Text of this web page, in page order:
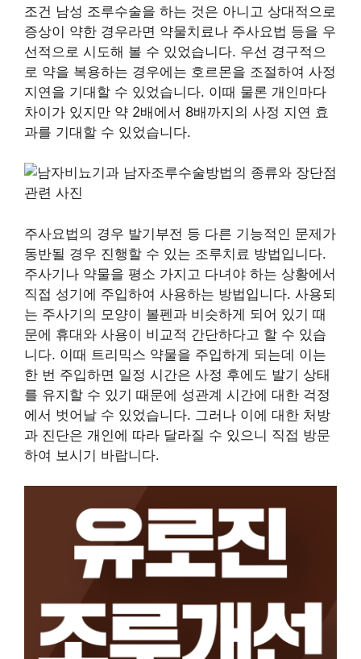
조건 남성 조루수술을 하는 것은 아니고 상대적으로
증상이 약한 경우라면 약물치료나 주사요법 등을 우
선적으로 시도해 볼 수 있었습니다. 우선 경구적으
로 약을 복용하는 경우에는 호르몬을 조절하여 사정
지연을 기대할 수 있었습니다. 이때 물론 개인마다
차이가 있지만 약 2배에서 8배까지의 사정 지연 효
과를 기대할 수 있었습니다.
주사요법의 경우 발기부전 등 다른 기능적인 문제가
동반될 경우 진행할 수 있는 조루치료 방법입니다.
주사기나 약물을 평소 가지고 다녀야 하는 상황에서
직접 성기에 주입하여 사용하는 방법입니다. 사용되
는 주사기의 모양이 볼펜과 비슷하게 되어 있기 때
문에 휴대와 사용이 비교적 간단하다고 할 수 있습
니다. 이때 트리믹스 약물을 주입하게 되는데 이는
한 번 주입하면 일정 시간은 사정 후에도 발기 상태
를 유지할 수 있기 때문에 성관계 시간에 대한 걱정
에서 벗어날 수 있었습니다. 그러나 이에 대한 처방
과 진단은 개인에 따라 달라질 수 있으니 직접 방문
하여 보시기 바랍니다.